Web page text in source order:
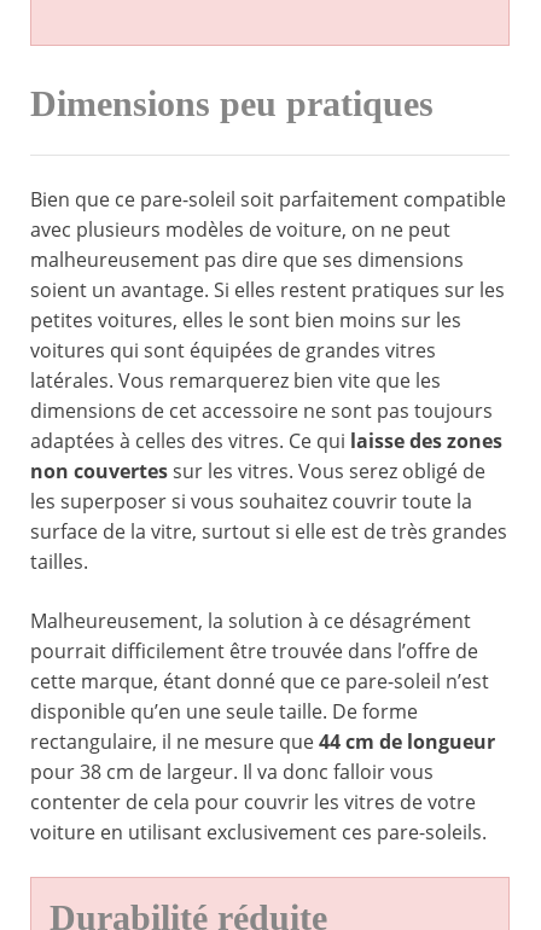
Dimensions peu pratiques
Bien que ce pare-soleil soit parfaitement compatible
avec plusieurs modèles de voiture, on ne peut
malheureusement pas dire que ses dimensions
soient un avantage. Si elles restent pratiques sur les
petites voitures, elles le sont bien moins sur les
voitures qui sont équipées de grandes vitres
latérales. Vous remarquerez bien vite que les
dimensions de cet accessoire ne sont pas toujours
adaptées à celles des vitres. Ce qui laisse des zones
non couvertessur les vitres. Vous serez obligé de
les superposer si vous souhaitez couvrir toute la
surface de la vitre, surtout si elle est de très grandes
tailles.
Malheureusement, la solution à ce désagrément
pourrait difficilement être trouvée dans l’offre de
cette marque, étant donné que ce pare-soleil n’est
disponible qu’en une seule taille. De forme
rectangulaire, il ne mesure que44 cm de longueur
pour 38 cm de largeur. Il va donc falloir vous
contenter de cela pour couvrir les vitres de votre
voiture en utilisant exclusivement ces pare-soleils.
Durabilité réduite